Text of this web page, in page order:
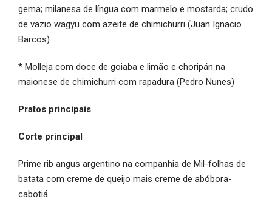
gema; milanesa de língua com marmelo e mostarda; crudo
de vazio wagyu com azeite de chimichurri (Juan Ignacio
Barcos)
* Molleja com doce de goiaba e limão e choripán na
maionese de chimichurri com rapadura (Pedro Nunes)
Pratos principais
Corte principal
Prime rib angus argentino na companhia de Mil-folhas de
batata com creme de queijo mais creme de abóbora-
cabotiá